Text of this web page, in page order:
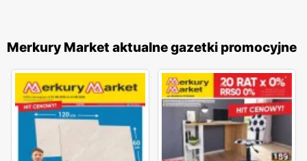
Merkury Market aktualne gazetki promocyjne